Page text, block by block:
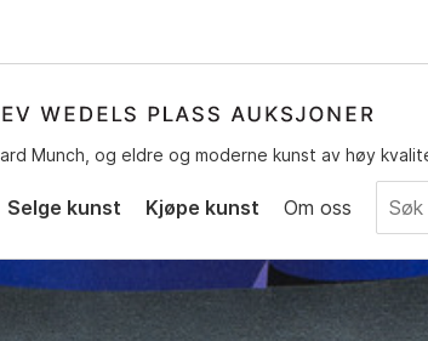
Munch, og eldre og moderne kunst av høy
Selge kunst Kjøpe kunst Om oss